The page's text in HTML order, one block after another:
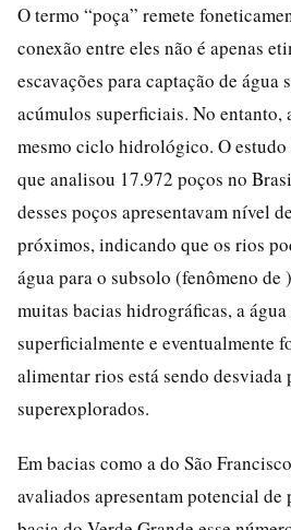
O termo “poça” remete
conexão entre eles não é apenas
escavações para captação de água
acúmulos superficiais. No entanto,
mesmo ciclo hidrológico. O
que analisou 17.972 poços no
desses poços apresentavam nível
próximos, indicando que os rios
água para o subsolo (fenômeno de
muitas bacias hidrográficas, a
superficialmente e eventualmente
alimentar rios está sendo desviada
superexplorados.
Em bacias como a do São
avaliados apresentam potencial de